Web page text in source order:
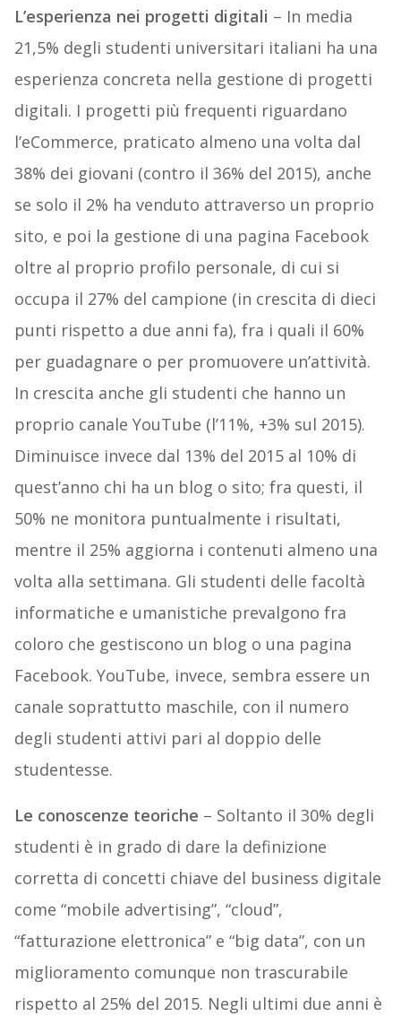
L’esperienza nei progetti digitali – In media
21,5% degli studenti universitari italiani ha una
esperienza concreta nella gestione di progetti
digitali. I progetti più frequenti riguardano
l’eCommerce, praticato almeno una volta dal
38% dei giovani (contro il 36% del 2015), anche
se solo il 2% ha venduto attraverso un proprio
sito, e poi la gestione di una pagina Facebook
oltre al proprio profilo personale, di cui si
occupa il 27% del campione (in crescita di dieci
punti rispetto a due anni fa), fra i quali il 60%
per guadagnare o per promuovere un’attività.
In crescita anche gli studenti che hanno un
proprio canale YouTube (l’11%, +3% sul 2015).
Diminuisce invece dal 13% del 2015 al 10% di
quest’anno chi ha un blog o sito; fra questi, il
50% ne monitora puntualmente i risultati,
mentre il 25% aggiorna i contenuti almeno una
volta alla settimana. Gli studenti delle facoltà
informatiche e umanistiche prevalgono fra
coloro che gestiscono un blog o una pagina
Facebook. YouTube, invece, sembra essere un
canale soprattutto maschile, con il numero
degli studenti attivi pari al doppio delle
studentesse.
Le conoscenze teoriche – Soltanto il 30% degli
studenti è in grado di dare la definizione
corretta di concetti chiave del business digitale
come “mobile advertising”, “cloud”,
“fatturazione elettronica” e “big data”, con un
miglioramento comunque non trascurabile
rispetto al 25% del 2015. Negli ultimi due anni è